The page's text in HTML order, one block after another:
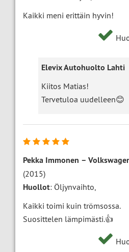
Kaikki meni erittäin hyvin!
Elevix Autohuolto Lahti
Kiitos Matias!
Tervetuloa uudelleen😊
Pekka Immonen –
(2015)
Huollot: Öljynvaihto,
Kaikki toimi kuin trömsossa.
Suosittelen lämpimästi.👍